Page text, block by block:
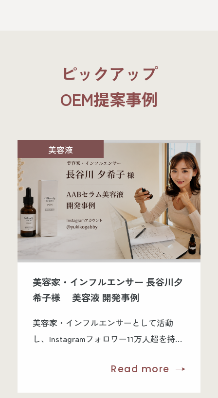
ピックアップ
OEM提案事例
美容液
美容家・インフルエンサー 長谷川夕
希子様 美容液 開発事例
美容家・インフルエンサーとして活動
し、Instagramフォロワー11万人超を持つ
自分のブランドとして形にしたい」との
Read more